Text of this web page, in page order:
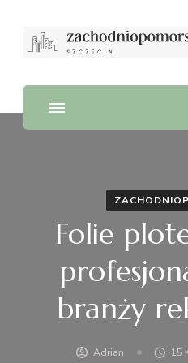
Folie
branży
Adrian
15